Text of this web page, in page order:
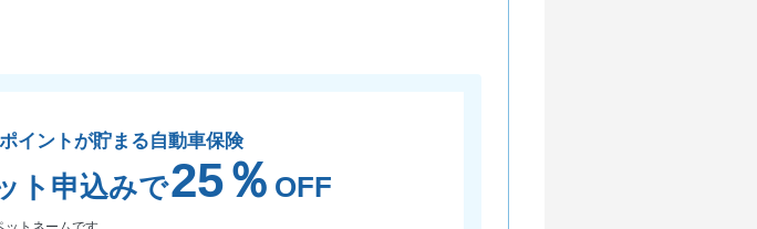
イントが貯まる自動車保険
ト申込みで25％ OFF